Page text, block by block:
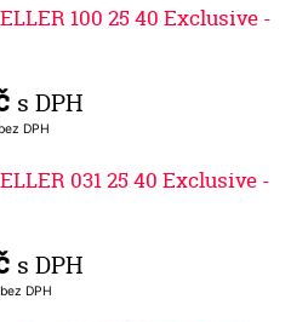
100 25 40 Exclusive -
s DPH
bez DPH
031 25 40 Exclusive -
s DPH
bez DPH